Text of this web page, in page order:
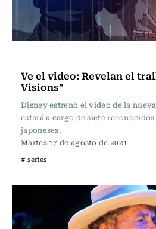
Ve el video: Revelan el
Visions"
Disney estrenó el video de la
estará a cargo de siete
japoneses.
Martes 17 de agosto de 2021
# series